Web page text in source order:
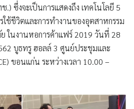
ซึ่งจะเป็นการแสดงถึง เทคโนโลยี 5
ช้ชีวิตและการทำงานของอุตสาหกรรม
ในงานหอการค้าแฟร์ 2019 วันที่ 28
บูธทรู ฮอลล์ 3 ศูนย์ประชุมและ
ขอนแก่น ระหว่างเวลา 10.00 –